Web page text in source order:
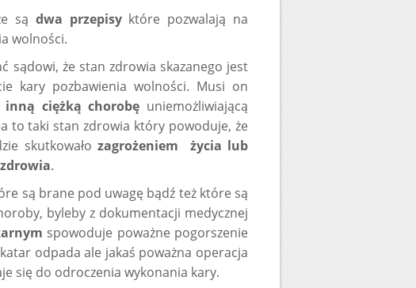
są dwa przepisyktóre pozwalają na
wolności.
sądowi, że stan zdrowia skazanego jest
kary pozbawienia wolności. Musi on
inną ciężką chorobę uniemożliwiającą
to taki stan zdrowia który powoduje, że
skutkowało zagrożeniem życia lub
.
są brane pod uwagę bądź też które są
byleby z dokumentacji medycznej
spowoduje poważne pogorszenie
odpada ale jakaś poważna operacja
się do odroczenia wykonania kary.